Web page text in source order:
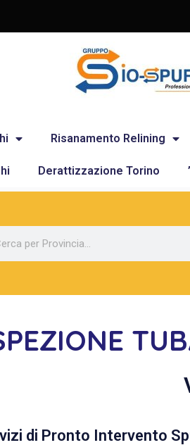
Risanamento Relining
Derattizzazione Torino
di Pronto Intervento